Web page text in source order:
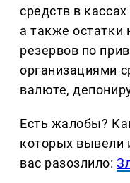
средств в
а также остатки
резервов по
организациями
валюте,
Есть жалобы?
которых вывели
вас разозлило: